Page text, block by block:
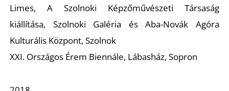
Limes,A Szolnoki Képzőművészeti Társaság
kiállítása, Szolnoki Galéria és Aba-Novák Agóra
Kulturális Központ, Szolnok
XXI. Országos Érem Biennále, Lábasház, Sopron